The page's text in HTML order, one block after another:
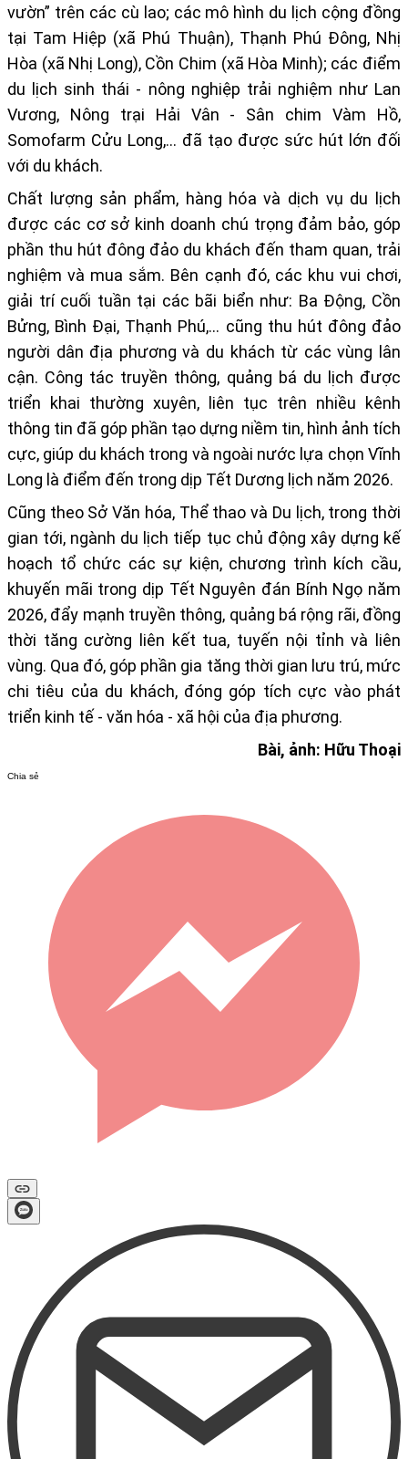
vườn” trên các cù lao; các mô hình du lịch cộng đồng
tại Tam Hiệp (xã Phú Thuận), Thạnh Phú Đông, Nhị
Hòa (xã Nhị Long), Cồn Chim (xã Hòa Minh); các điểm
du lịch sinh thái - nông nghiệp trải nghiệm như Lan
Vương, Nông trại Hải Vân - Sân chim Vàm Hồ,
Somofarm Cửu Long,… đã tạo được sức hút lớn đối
với du khách.
Chất lượng sản phẩm, hàng hóa và dịch vụ du lịch
được các cơ sở kinh doanh chú trọng đảm bảo, góp
phần thu hút đông đảo du khách đến tham quan, trải
nghiệm và mua sắm. Bên cạnh đó, các khu vui chơi,
giải trí cuối tuần tại các bãi biển như: Ba Động, Cồn
Bửng, Bình Đại, Thạnh Phú,… cũng thu hút đông đảo
người dân địa phương và du khách từ các vùng lân
cận. Công tác truyền thông, quảng bá du lịch được
triển khai thường xuyên, liên tục trên nhiều kênh
thông tin đã góp phần tạo dựng niềm tin, hình ảnh tích
cực, giúp du khách trong và ngoài nước lựa chọn Vĩnh
Long là điểm đến trong dịp Tết Dương lịch năm 2026.
Cũng theo Sở Văn hóa, Thể thao và Du lịch, trong thời
gian tới, ngành du lịch tiếp tục chủ động xây dựng kế
hoạch tổ chức các sự kiện, chương trình kích cầu,
khuyến mãi trong dịp Tết Nguyên đán Bính Ngọ năm
2026, đẩy mạnh truyền thông, quảng bá rộng rãi, đồng
thời tăng cường liên kết tua, tuyến nội tỉnh và liên
vùng. Qua đó, góp phần gia tăng thời gian lưu trú, mức
chi tiêu của du khách, đóng góp tích cực vào phát
triển kinh tế - văn hóa - xã hội của địa phương.
Bài, ảnh: Hữu Thoại
Chia sẻ